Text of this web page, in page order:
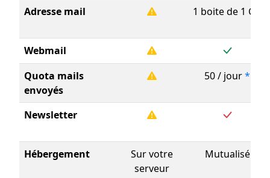
Adresse mail
1 boite de 1 Go
Webmail
Quota mails
envoyés
50 / jour*
Newsletter
Hébergement
Sur votre
serveur
Mutualisé